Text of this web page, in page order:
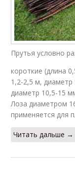
Прутья условно
короткие (длина
1,2-2,5 м,
диаметр 10,5-15
Лоза диаметром
применяется для
Читать дальше →